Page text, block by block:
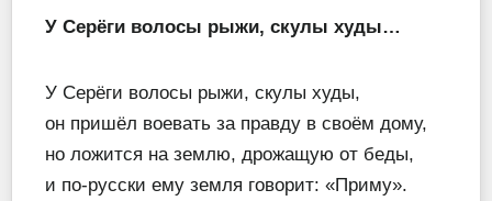
У Серёги волосы рыжи, скулы худы…
У Серёги волосы рыжи, скулы худы,
он пришёл воевать за правду в своём дому,
но ложится на землю, дрожащую от беды,
и по-русски ему земля говорит: «Приму».